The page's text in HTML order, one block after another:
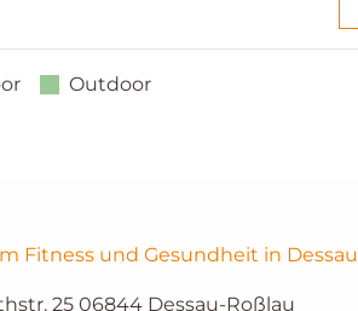
Outdoor
Fitness und Gesundheit in Dessau
25 06844 Dessau-Roßlau